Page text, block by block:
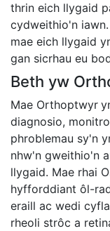
thrin eich llygaid
cydweithio'n
mae eich llygaid
gan sicrhau eu
Beth yw
Mae Orthoptwyr
diagnosio,
phroblemau sy'n
nhw'n gweithio'n
llygaid. Mae rhai
hyfforddiant ôl-
eraill ac wedi
rheoli strôc a